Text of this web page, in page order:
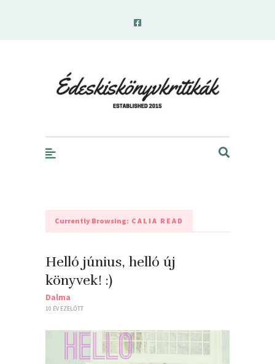
Currently Browsing: CALIA READ
Helló június, helló új
könyvek! :)
Dalma
10 ÉV EZELŐTT